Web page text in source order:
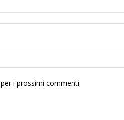
i prossimi commenti.